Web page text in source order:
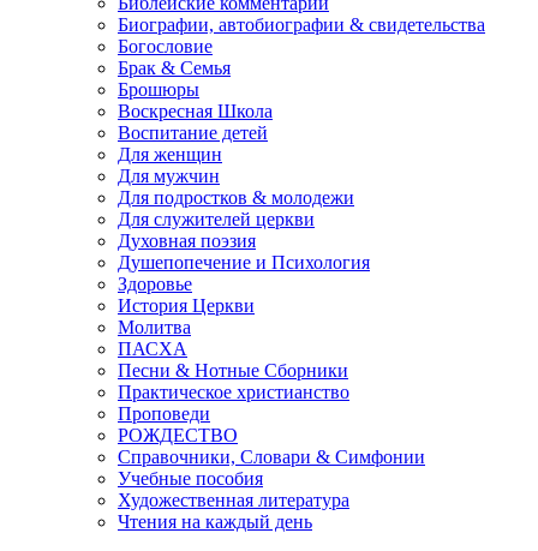
Биографии, автобиографии & свидетельства
Богословие
Брак & Семья
Брошюры
Воскресная Школа
Воспитание детей
Для женщин
Для мужчин
Для подростков & молодежи
Для служителей церкви
Духовная поэзия
Душепопечение и Психология
Здоровье
История Церкви
Молитва
ПАСХА
Песни & Нотные Сборники
Практическое христианство
Проповеди
РОЖДЕСТВО
Справочники, Словари & Симфонии
Учебные пособия
Художественная литература
Чтения на каждый день